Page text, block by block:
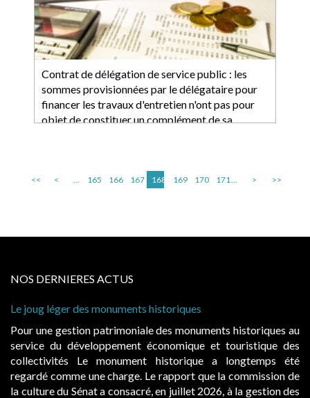
Contrat de délégation de service public : les
sommes provisionnées par le délégataire pour
financer les travaux d'entretien n'ont pas pour
objet de constituer un complément de sa
<< < ... 165 166 167 168 169 170 171... > >>
NOS DERNIERES ACTUS
au
des
été
de
des
Cabines de plage : le juge admet des redevances
Evocatrices des bains de mer, les cabanes de
également un beau sujet domanial. Installées sur le
public, elles donnent lieu au paiement d’une
d’occupation. Saisies par des occupants contestant